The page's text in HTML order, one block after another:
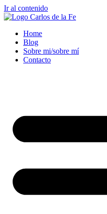
Ir al contenido
Home
Blog
Sobre mi/sobre mí
Contacto